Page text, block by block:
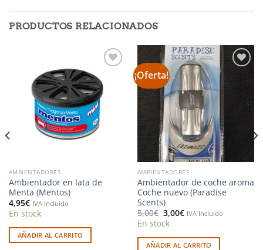
PRODUCTOS RELACIONADOS
a la
lista de
deseos
AMBIENTADORES
Ambientador en lata de
Menta (Mentos)
4,95€ IVA Incluido
En stock
AÑADIR AL CARRITO
¡Oferta!
deseos
AMBIENTADORES
Ambientador de coche aroma
Coche nuevo (Paradise
Scents)
5,00€ El
precio
original
era:
5,00€.
3,00€El
precio
es:
3,00€.
IVA Incluido
En stock
AÑADIR AL CARRITO